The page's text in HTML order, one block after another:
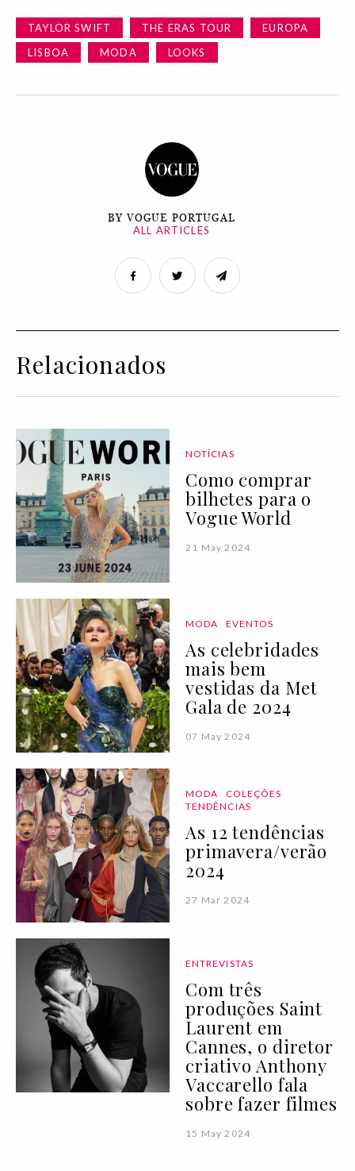
TAYLOR SWIFT THE ERAS TOUR
EUROPA
LISBOA
MODA LOOKS
BY VOGUE PORTUGAL
ALL ARTICLES
Relacionados
NOTÍCIAS
Como comprar
bilhetes para o
Vogue World
21 May 2024
MODA EVENTOS
As celebridades
mais bem
vestidas da Met
Gala de 2024
07 May 2024
MODA
COLEÇÕES
TENDÊNCIAS
As 12 tendências
primavera/verão
2024
27 Mar 2024
ENTREVISTAS
Com três
produções Saint
Laurent em
Cannes, o diretor
criativo Anthony
Vaccarello fala
sobre fazer filmes
15 May 2024